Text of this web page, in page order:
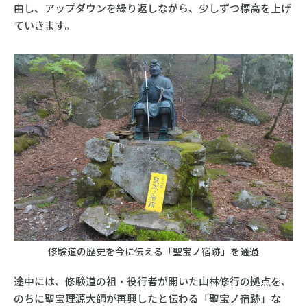
由し、アップダウンを繰り返しながら、少しずつ標高を上げ
ていきます。
修験道の歴史を今に伝える「聖宝ノ宿跡」を通過
途中には、修験道の祖・役行者が開いた山林修行の拠点を、
のちに聖宝理源大師が再興したと伝わる「聖宝ノ宿跡」な